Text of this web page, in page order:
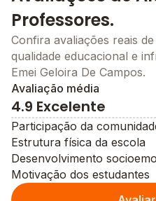
Professores.
Confira avaliações reais
qualidade educacional e
Emei Geloira De Campos.
Avaliação média
4.9 Excelente
Participação da
Estrutura física da escola
Desenvolvimento
Motivação dos estudantes